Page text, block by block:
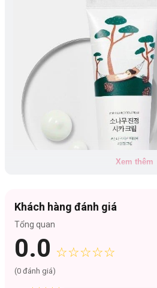
Phù hợp với:
Mọi loại da
Công dụng:
Xem thêm
Khách hàng đánh giá
Tổng quan
0.0 ☆☆☆☆☆
(0 đánh giá)